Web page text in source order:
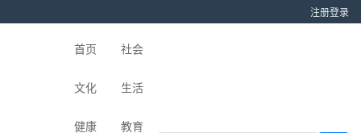
注册登录
首页 社会
文化 生活
健康 教育